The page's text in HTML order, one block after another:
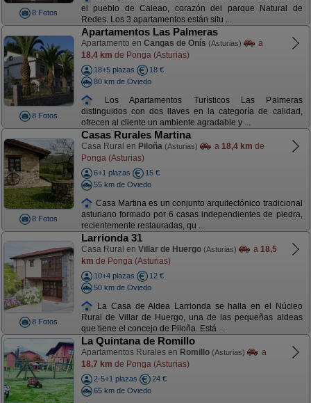
8 Fotos
el pueblo de Caleao, corazón del parque Natural de
Redes. Los 3 apartamentos están situ ...
8 Fotos
Apartamentos Las Palmeras
Apartamento en Cangas de Onís (Asturias)
a
18,4 km de Ponga (Asturias)
18+5 plazas
18 €
80 km de Oviedo
Los Apartamentos Turísticos Las Palmeras
distinguidos con dos llaves en la categoría de calidad,
ofrecen al cliente un ambiente agradable y ...
8 Fotos
Casas Rurales Martina
Casa Rural en Piloña (Asturias) a 18,4 km de
Ponga (Asturias)
6+1 plazas
15 €
55 km de Oviedo
Casa Martina es un conjunto arquitectónico tradicional
asturiano formado por 6 casas independientes de piedra,
recientemente restauradas, qu ...
8 Fotos
Larrionda 31
Casa Rural en Villar de Huergo (Asturias) a 18,5
km de Ponga (Asturias)
10+4 plazas
12 €
50 km de Oviedo
La Casa de Aldea Larrionda se halla en el Núcleo
Rural de Villar de Huergo, una de las pequeñas aldeas
que tiene el concejo de Piloña. Está ...
La Quintana de Romillo
Apartamentos Rurales en Romillo (Asturias)
a
18,7 km de Ponga (Asturias)
2-5+1 plazas
24 €
65 km de Oviedo